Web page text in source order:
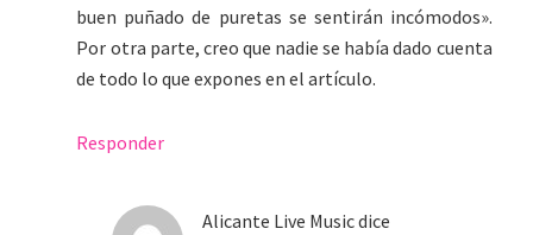
buen puñado de puretas se sentirán incómodos».
Por otra parte, creo que nadie se había dado cuenta
de todo lo que expones en el artículo.
Responder
Alicante Live Musicdice